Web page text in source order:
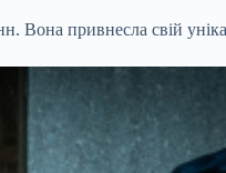
Вона привнесла свій